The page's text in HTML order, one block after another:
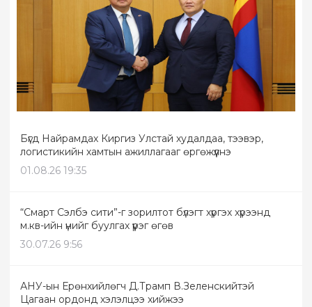
Бүгд Найрамдах Киргиз Улстай худалдаа, тээвэр,
логистикийн хамтын ажиллагааг өргөжүүлнэ
01.08.26 19:35
“Смарт Сэлбэ сити”-г зорилтот бүлэгт хүргэх хүрээнд
м.кв-ийн үнийг буулгах үүрэг өгөв
30.07.26 9:56
АНУ-ын Ерөнхийлөгч Д.Трамп В.Зеленскийтэй
Цагаан ордонд хэлэлцээ хийжээ